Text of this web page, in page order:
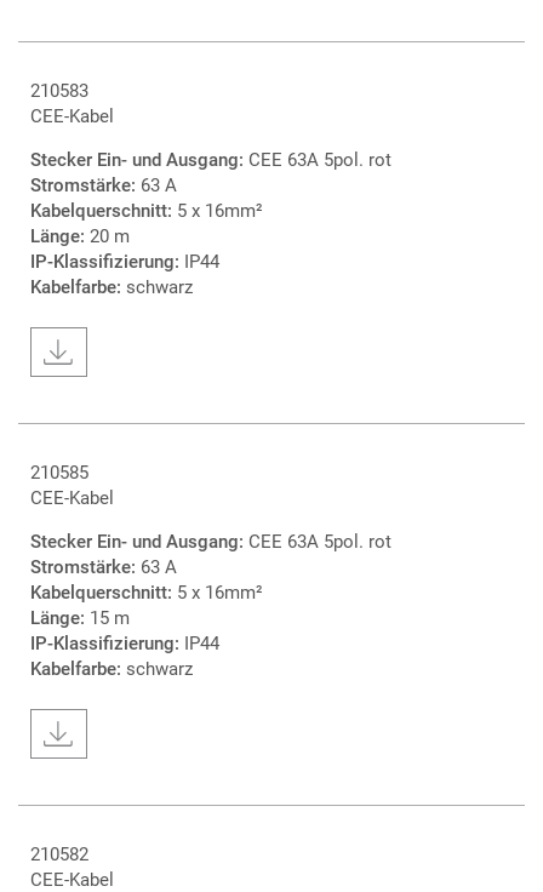
210583
CEE-Kabel
Stecker Ein- und Ausgang: CEE 63A 5pol. rot
Stromstärke: 63 A
Kabelquerschnitt: 5 x 16mm²
Länge: 20 m
IP-Klassifizierung: IP44
Kabelfarbe: schwarz
210585
CEE-Kabel
Stecker Ein- und Ausgang: CEE 63A 5pol. rot
Stromstärke: 63 A
Kabelquerschnitt: 5 x 16mm²
Länge: 15 m
IP-Klassifizierung: IP44
Kabelfarbe: schwarz
210582
CEE-Kabel